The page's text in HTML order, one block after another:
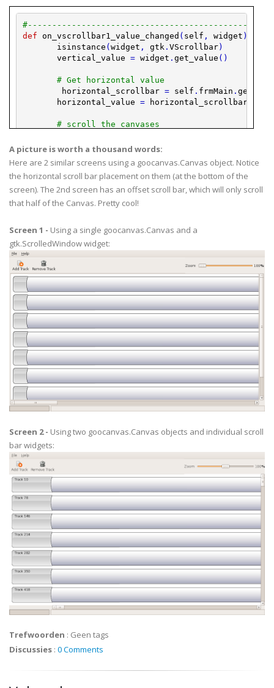
def
on_vscrollbar1_value_changed ( self , widget )
isinstance (widget , gtk . VScrollbar)
vertical_value = widget . get_value ( )
# Get horizontal value
horizontal_scrollbar = self . frmMain .
horizontal_value = horizontal_scrollbar
# scroll the canvases
self.MyCanvas_Left.scroll_to
def
on_hscrollbar1_value_changed( self, widget):
isinstance(widget, gtk. HScrollbar)
horizontal_value
vertical_scrollbar = self .frmMain
vertical_value
self.MyCanvas.scroll_to(horizontal_value,
A picture is worth a thousand words:
Here are 2 similar screens using a goocanvas.Canvas object. Notice
the horizontal scroll bar placement on them (at the bottom of the
screen). The 2nd screen has an offset scroll bar, which will only scroll
that half of the Canvas. Pretty cool!
Screen 1 - Using a single goocanvas.Canvas and a
gtk.ScrolledWindowwidget:
Screen 2 - Using two goocanvas.Canvas objects and individual scroll
barwidgets:
Trefwoorden : Geen tags
Discussies : 0 Comments